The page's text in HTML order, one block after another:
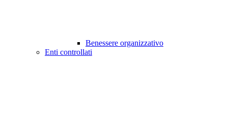
Benessere organizzativo
Enti controllati